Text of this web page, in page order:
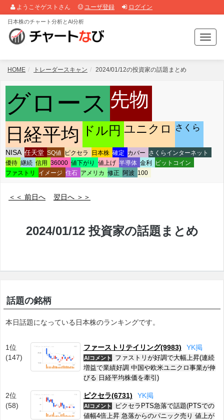
ようこそゲストさん ユーザ登録 ログイン
T
o
g
a
t
日本株のチャート分析とAI分析
HOME トレーダースキャン 2024/01/12の投資家の話題まとめ
グロース 先物
日経平均 ドル円 ユニクロ さくら
NISA 任天堂 SQ値 ピクセラ 日本株 確定 カバー さくらインターネット
優待 継続 信用 36000 値下がり 値上げ 半導体 金利
ビットコイン
ファストリ
イメージ 住石 アメリカ 修正 阿波 100
＜＜ 前日へ 翌日へ ＞＞
2024/01/12 投資家の話題まとめ
話題の銘柄
本日話題になっている日本株のランキングです。
1位
(147)
ファーストリテイリング(9983) YK掲
AIコメント
ファストリが好調で大幅上昇(連続
増益で業績好調 中国や欧米ユニクロ事業が伸
びる 日経平均株価を牽引)
2位
(58)
ピクセラ(6731) YK掲
AIコメント
ピクセラPTS急落で話題(PTSでの
値幅4倍上昇 急落からのパニック売り 値上が